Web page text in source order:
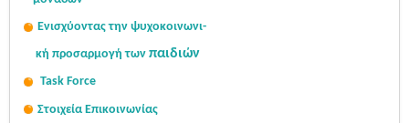
Ενισχύοντας την ψυχοκοινωνι-
κή προσαρμογή των παιδιών
Task Force
Στοιχεία Επικοινωνίας